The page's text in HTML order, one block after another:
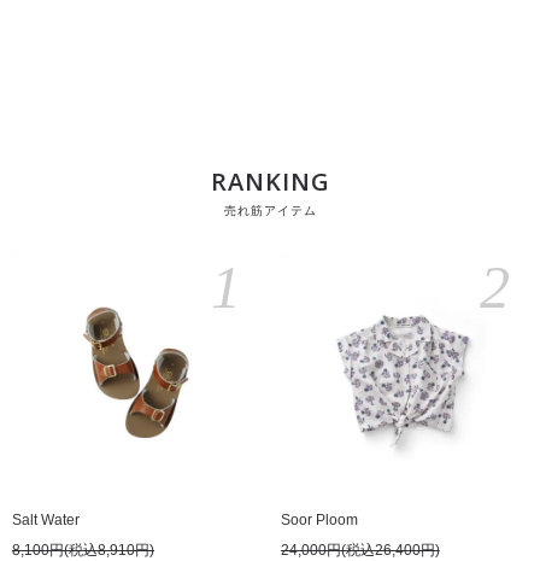
RANKING
売れ筋アイテム
Salt Water
8,100円(税込8,910円)
1
Soor Ploom
24,000円(税込26,400円)
2